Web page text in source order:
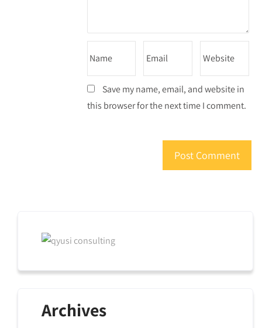
Save my name, email, and website in
this browser for the next time I comment.
Archives